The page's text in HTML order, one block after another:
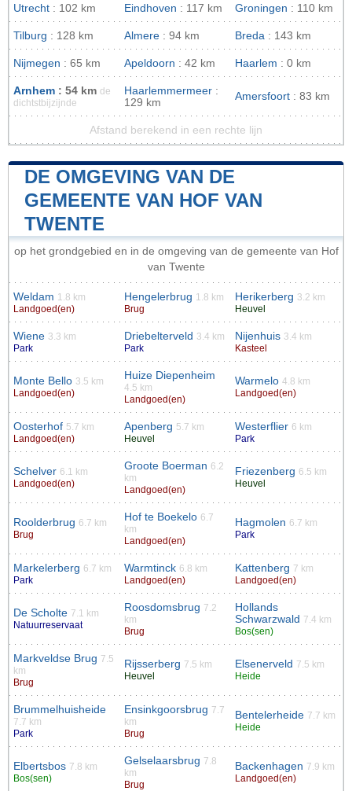
Utrecht : 102 km Eindhoven : 117 km Groningen : 110 km
Tilburg : 128 km Almere : 94 km Breda : 143 km
Nijmegen : 65 km Apeldoorn : 42 km Haarlem : 0 km
Arnhem : 54 km de
dichtstbijzijnde
Haarlemmermeer :
129 km
Amersfoort : 83 km
Afstand berekend in een rechte lijn
DE OMGEVING VAN DE
GEMEENTE VAN HOF VAN
TWENTE
op het grondgebied en in de omgeving van de gemeente van Hof
van Twente
Weldam 1.8 km
Landgoed(en)
Hengelerbrug 1.8 km
Brug
Herikerberg 3.2 km
Heuvel
Wiene 3.3 km
Park
Driebelterveld 3.4 km
Park
Nijenhuis 3.4 km
Kasteel
Monte Bello 3.5 km
Landgoed(en)
Huize Diepenheim
4.5 km
Landgoed(en)
Warmelo 4.8 km
Landgoed(en)
Oosterhof 5.7 km
Landgoed(en)
Apenberg 5.7 km
Heuvel
Westerflier 6 km
Park
Schelver 6.1 km
Landgoed(en)
Groote Boerman 6.2
km
Landgoed(en)
Friezenberg 6.5 km
Heuvel
Roolderbrug 6.7 km
Brug
Hof te Boekelo 6.7
km
Landgoed(en)
Hagmolen 6.7 km
Park
Markelerberg 6.7 km
Park
Warmtinck 6.8 km
Landgoed(en)
Kattenberg 7 km
Landgoed(en)
De Scholte 7.1 km
Natuurreservaat
Roosdomsbrug 7.2
km
Brug
Hollands
Schwarzwald
7.4 km
Bos(sen)
Markveldse Brug 7.5
km
Brug
Rijsserberg 7.5 km
Heuvel
Elsenerveld
7.5 km
Heide
Brummelhuisheide
7.7 km
Park
Ensinkgoorsbrug 7.7
km
Brug
Bentelerheide 7.7 km
Heide
Elbertsbos 7.8 km
Bos(sen)
Gelselaarsbrug 7.8
km
Brug
Backenhagen 7.9 km
Landgoed(en)